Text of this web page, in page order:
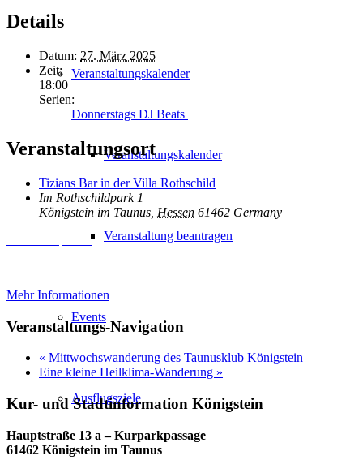
Veranstaltungskalender
Veranstaltungskalender
Veranstaltung beantragen
Events
Ausflugsziele
Details
Datum: 27. März 2025
Zeit:
18:00
Serien:
Donnerstags DJ Beats
Veranstaltungsort
Tizians Bar in der Villa Rothschild
Im Rothschildpark 1
Königstein im Taunus Hessen 61462 Germany
Inhalt entsperren
Mehr Informationen
Veranstaltungs-Navigation
« Mittwochswanderung des Taunusklub Königstein
Eine kleine Heilklima-Wanderung »
Kur- und Stadtinformation Königstein
Hauptstraße 13 a – Kurparkpassage
61462 Königstein im Taunus